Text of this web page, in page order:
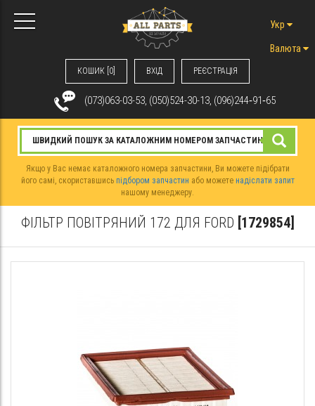
КОШИК [0] ВХIД РЕЄСТРАЦІЯ
Укр
Валюта
(073)063-03-53, (050)524-30-13, (096)244‑91‑65
Якщо у Вас немає каталожного номера запчастини, Ви можете підібрати
його самі, скориставшись підбором запчастин або можете надіслати запит
нашому менеджеру.
ФІЛЬТР ПОВІТРЯНИЙ 172 ДЛЯ FORD [1729854]